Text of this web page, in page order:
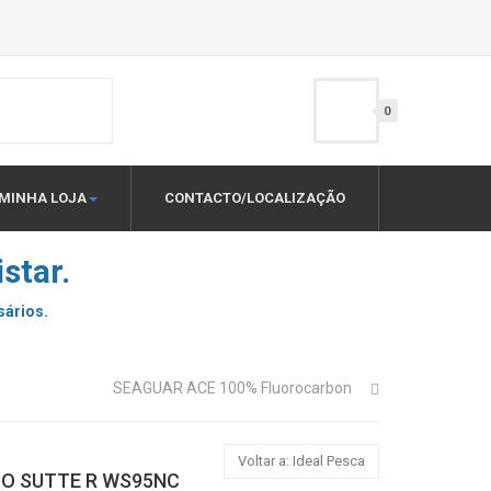
0
LOJA CONTACTO/LOCALIZAÇÃO
SEAGUAR ACE 100% Fluorocarbon
Voltar a: Ideal Pesca
SUTTE R WS95NC